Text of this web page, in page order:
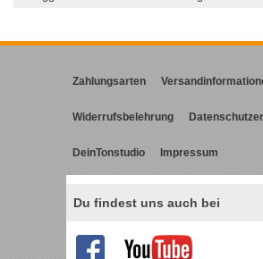
Zahlungsarten
Widerrufsbelehrung
DeinTonstudio Impressum
Du findest uns auch bei